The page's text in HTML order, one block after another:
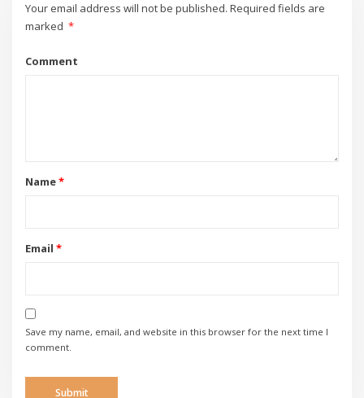
Your email address will not be published. Required fields are
marked *
Comment
Name*
Email *
Save my name, email, and website in this browser for the next time I
comment.